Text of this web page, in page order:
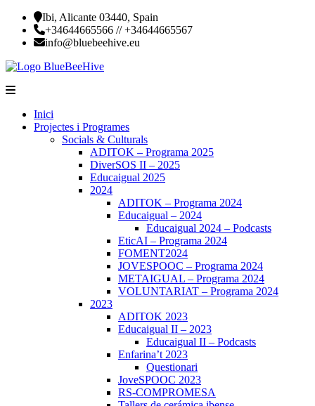
Skip
content
Ibi, Alicante 03440, Spain
+34644665566 // +34644665567
info@bluebeehive.eu
Beehive
BeehiveInici
Projectes i Programes
Socials & Culturals
ADITOK – Programa 2025
DiverSOS II – 2025
Educaigual 2025
2024
ADITOK – Programa 2024
Educaigual – 2024
Educaigual 2024 – Podcasts
EticAI – Programa 2024
FOMENT2024
JOVESPOOC – Programa 2024
METAIGUAL – Programa 2024
VOLUNTARIAT – Programa 2024
2023
ADITOK 2023
Educaigual II – 2023
Educaigual II – Podcasts
Enfarina’t 2023
Questionari
JoveSPOOC 2023
RS-COMPROMESA